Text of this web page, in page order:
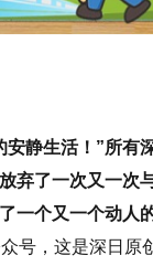
静生活！”所有
弃了一次又一
一个又一个动人
众号，这是深日